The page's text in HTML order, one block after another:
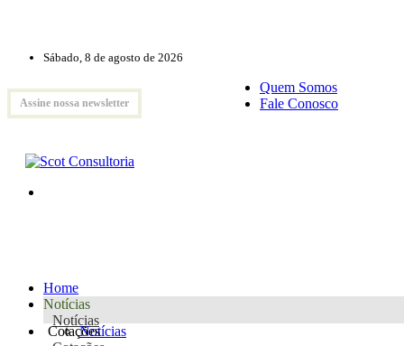
Sábado, 8 de agosto de 2026
Assine nossa newsletter
Quem Somos
Fale Conosco
Home
Notícias
Notícias
Notícias
Cotações